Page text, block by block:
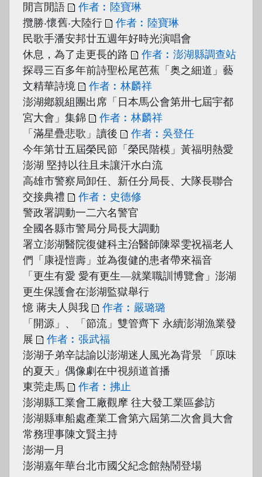
閒言閒語
作者︰陸寶琳
攬勝‧懷舊‧大陸行
作者︰陸寶琳
民歌手潘安邦廿五週年好時光演唱會
休息，為了走更長的路
作者︰澎湖縣調查站
探尋三百多年前詩聖松尾芭蕉「奥之細道」藝
文精華詩境
作者︰林麟祥
澎湖鄕親組團出席「日本馬公會第卅七屆宇都
宮大會」集錦
作者︰林麟祥
「滿星疊悲歌」讀後
作者︰吳登任
今年第廿五屆榮民節「榮民階模」黃福明熱愛
澎湖 堅持以往且未讓汗水白流
高雄市警察局卸任、新任分局長、大隊長聯合
交接典禮
作者︰史德修
警政署調動一二六名警官
全國各縣市警局分局長大調動
署立澎湖醫院復健科主治醫師陳翠雯祝福老人
們「康禔愷壽」並為復健的患者帶來福音
「更生有愛 愛有更生—就業職訓博覽會」澎湖
更生保護會在澎湖監獄舉行
憶 蔣夫人與我
作者︰嚴璐璐
「開源」、「節流」雙管齊下 永續澎湖漁業發
展
作者︰張武福
澎湖子弟辛誌諭以澎湖迷人風光為背景 「原味
的夏天」偶像劇在中視頻道首播
東莞走馬
作者︰拂止
澎湖縣工業會工廠觀摩 往大發工業區參訪
澎湖縣車船處產業工會第六屆第二次會員大會
常務理事陳文賢主持
澎湖一月
澎湖嘉年華台北市國父紀念館熱鬧登場